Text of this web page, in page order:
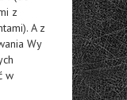
z
A z
Wy
w